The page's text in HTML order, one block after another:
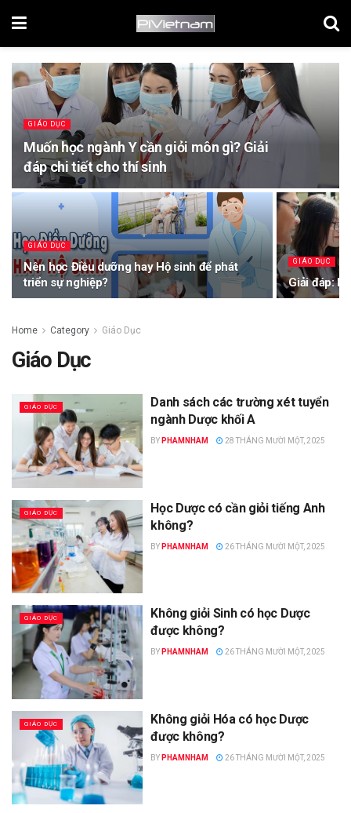
GIÁO DỤC
Muốn học ngành Y cần giỏi môn gì? Giải
đáp chi tiết cho thí sinh
GIÁO DỤC
Nên học Điều dưỡng hay Hộ sinh để phát
triển sự nghiệp?
GIÁO DỤC
Giải đáp:
Home Category Giáo Dục
Giáo Dục
GIÁO DỤC
Danh sách các trường xét tuyển
ngành Dược khối A
BY PHAMNHAM 28 THÁNG MƯỜI MỘT, 2025
GIÁO DỤC
Học Dược có cần giỏi tiếng Anh
không?
BY PHAMNHAM 26 THÁNG MƯỜI MỘT, 2025
GIÁO DỤC
Không giỏi Sinh có học Dược
được không?
BY PHAMNHAM 26 THÁNG MƯỜI MỘT, 2025
GIÁO DỤC
Không giỏi Hóa có học Dược
được không?
BY PHAMNHAM 26 THÁNG MƯỜI MỘT, 2025